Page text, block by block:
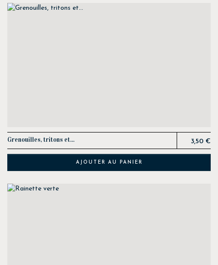
AJOUTER AU PANIER
Grenouilles, tritons et... Prix
3,50 €